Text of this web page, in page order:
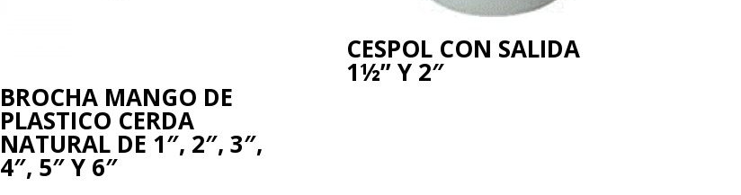
BROCHA MANGO DE
PLASTICO CERDA
NATURAL DE 1″, 2″, 3″,
4″, 5″ Y 6″
CESPOL CON SALIDA
1½” Y 2″